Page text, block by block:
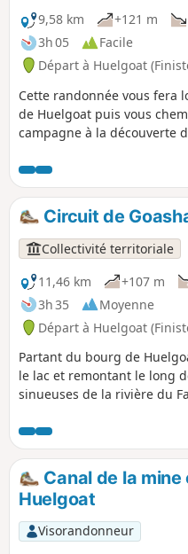
9,58 km
+121 m
3h 05
Facile
Départ à Huelgoat
Cette randonnée vous fera
de Huelgoat puis vous
campagne à la découverte
hameau du Crann et son
Menhir du Cloître, la meule
Circuit de
Collectivité territoriale
11,46 km
+107 m
3h 35
Moyenne
Départ à Huelgoat
Partant du bourg de
le lac et remontant le long
sinueuses de la rivière du
de hameaux et de
d'une histoire et de
anciennes.
Canal de la
Huelgoat
Visorandonneur